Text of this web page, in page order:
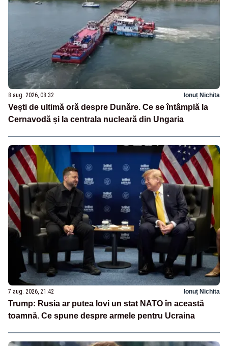
8 aug. 2026, 08:32 Ionuț Nichita
Vești de ultimă oră despre Dunăre. Ce se întâmplă la
Cernavodă și la centrala nucleară din Ungaria
7 aug. 2026, 21:42 Ionuț Nichita
Trump: Rusia ar putea lovi un stat NATO în această
toamnă. Ce spune despre armele pentru Ucraina